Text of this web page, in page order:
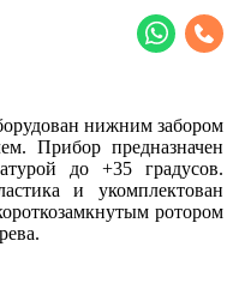
нижним забором
Прибор предназначен
до +35 градусов.
и укомплектован
ротором